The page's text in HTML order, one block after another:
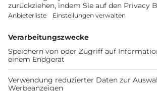
Vorteile von Bordatlas+ nutzen
Stellplätze finden
Mehr zu Bordatlas+
KONTAKT ZUR REDAKTION